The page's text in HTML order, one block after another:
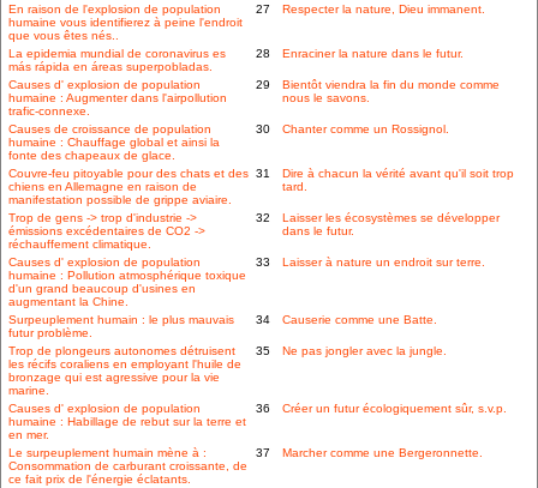
En raison de l'explosion de population
humaine vous identifierez à peine l'endroit
que vous êtes nés..
27 Respecter la nature, Dieu immanent.
La epidemia mundial de coronavirus es
más rápida en áreas superpobladas.
28 Enraciner la nature dans le futur.
Causes d' explosion de population
humaine : Augmenter dans l'airpollution
trafic-connexe.
29
Bientôt viendra la fin du monde comme
nous le savons.
Causes de croissance de population
humaine : Chauffage global et ainsi la
fonte des chapeaux de glace.
30 Chanter comme un Rossignol.
Couvre-feu pitoyable pour des chats et des
chiens en Allemagne en raison de
manifestation possible de grippe aviaire.
31
Dire à chacun la vérité avant qu'il soit trop
tard.
Trop de gens -> trop d'industrie ->
émissions excédentaires de CO2 ->
réchauffement climatique.
32
Laisser les écosystèmes se développer
dans le futur.
Causes d' explosion de population
humaine : Pollution atmosphérique toxique
d'un grand beaucoup d'usines en
augmentant la Chine.
33 Laisser à nature un endroit sur terre.
Surpeuplement humain : le plus mauvais
futur problème.
34 Causerie comme une Batte.
Trop de plongeurs autonomes détruisent
les récifs coraliens en employant l'huile de
bronzage qui est agressive pour la vie
marine.
35 Ne pas jongler avec la jungle.
Causes d' explosion de population
humaine : Habillage de rebut sur la terre et
en mer.
36 Créer un futur écologiquement sûr, s.v.p.
Le surpeuplement humain mène à :
Consommation de carburant croissante, de
ce fait prix de l'énergie éclatants.
37 Marcher comme une Bergeronnette.